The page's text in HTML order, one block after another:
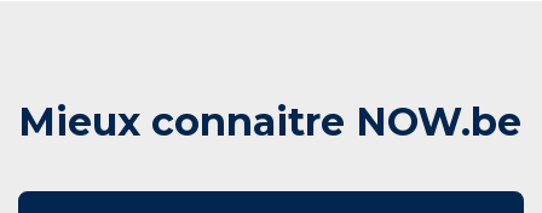
Mieux connaitre NOW.be